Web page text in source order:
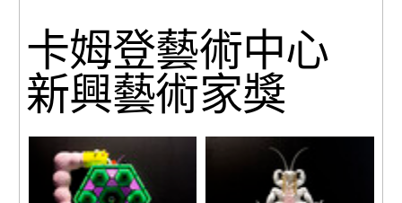
卡姆登藝術中心
新興藝術家獎